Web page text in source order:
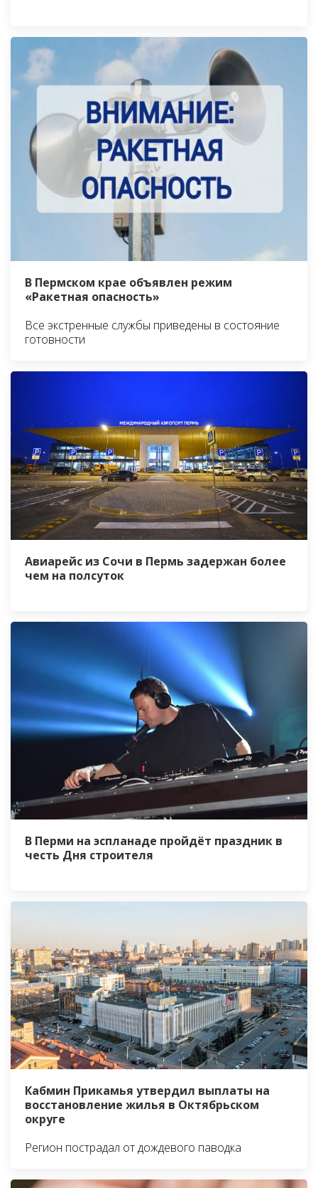
В Пермском крае объявлен режим
«Ракетная опасность»
Все экстренные службы приведены в состояние
готовности
Авиарейс из Сочи в Пермь задержан более
чем на полсуток
В Перми на эспланаде пройдёт праздник в
честь Дня строителя
Кабмин Прикамья утвердил выплаты на
восстановление жилья в Октябрьском
округе
Регион пострадал от дождевого паводка